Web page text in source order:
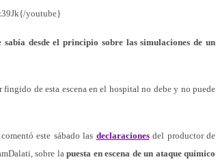
youtube}
desde el principio sobre las simulaciones de un
de esta escena en el hospital no debe y no puede
este sábado las declaracionesdel productor de
sobre lapuesta en escena de un ataque químico